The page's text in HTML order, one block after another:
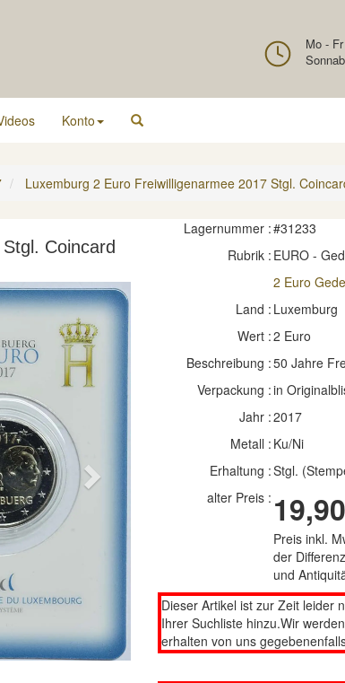
Mo -
Konto
Luxemburg 2 Euro Freiwilligenarmee 2017 Stgl.
Coincard
Next
Lagernummer :#31233
Rubrik : EURO -
2 Euro
Land : Luxemburg
Wert :2 Euro
Beschreibung :50 Jahre
Verpackung :in
Jahr :2017
Metall : Ku/Ni
Erhaltung :Stgl.
alter Preis :
Preis inkl.
der
und
Dieser Artikel ist zur Zeit leider
Ihrer Suchliste hinzu.Wir
erhalten von uns